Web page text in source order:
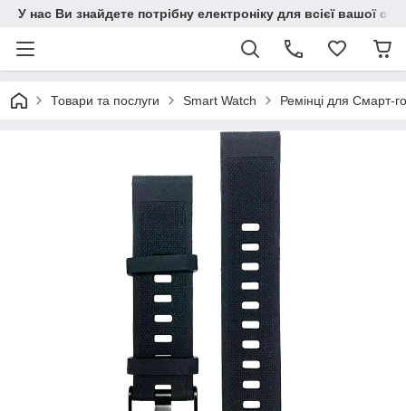
У нас Ви знайдете потрібну електроніку для всієї вашої
Товари та послуги Smart Watch Ремінці для Смарт-